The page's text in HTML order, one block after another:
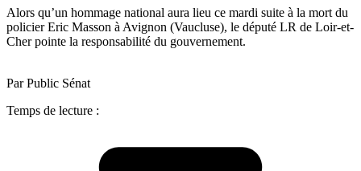
Alors qu’un hommage national aura lieu ce mardi suite à la mort du
policier Eric Masson à Avignon (Vaucluse), le député LR de Loir-et-
Cher pointe la responsabilité du gouvernement.
Par Public Sénat
Temps de lecture :